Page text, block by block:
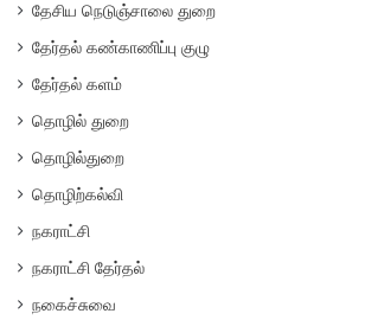
தேசிய நெடுஞ்சாலை துறை
தேர்தல் கண்காணிப்பு குழு
தேர்தல் களம்
தொழில் துறை
தொழில்துறை
தொழிற்கல்வி
நகராட்சி
நகராட்சி தேர்தல்
நகைச்சுவை